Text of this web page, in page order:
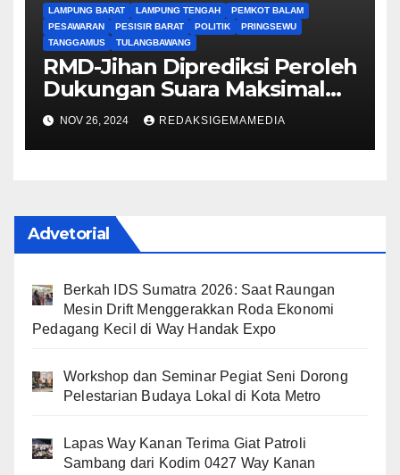
LAMPUNG BARAT LAMPUNG TENGAH
PEMKOT BALAM
PESAWARAN
PESISIR BARAT POLITIK
PRINGSEWU
TANGGAMUS
TULANGBAWANG
RMD-Jihan Diprediksi Peroleh
Dukungan Suara Maksimal
60%
NOV 26, 2024 REDAKSIGEMAMEDIA
Advetorial
Berkah IDS Sumatra 2026: Saat Raungan
Mesin Drift Menggerakkan Roda Ekonomi
Pedagang Kecil di Way Handak Expo
Workshop dan Seminar Pegiat Seni Dorong
Pelestarian Budaya Lokal di Kota Metro
Lapas Way Kanan Terima Giat Patroli
Sambang dari Kodim 0427 Way Kanan